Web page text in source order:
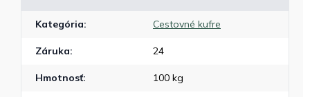
Kategória: Cestovné kufre
Záruka: 24
Hmotnosť: 100 kg